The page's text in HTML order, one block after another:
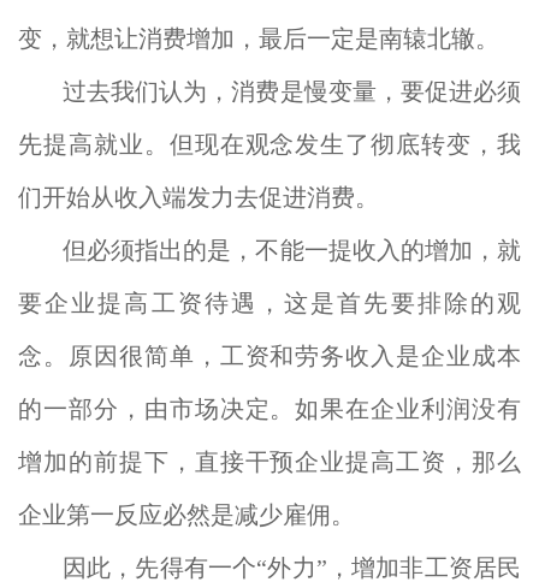
变，就想让消费增加，最后一定是南辕北辙。
过去我们认为，消费是慢变量，要促进必须
先提高就业。但现在观念发生了彻底转变，我
们开始从收入端发力去促进消费。
但必须指出的是，不能一提收入的增加，就
要企业提高工资待遇，这是首先要排除的观
念。原因很简单，工资和劳务收入是企业成本
的一部分，由市场决定。如果在企业利润没有
增加的前提下，直接干预企业提高工资，那么
企业第一反应必然是减少雇佣。
因此，先得有一个“外力”，增加非工资居民